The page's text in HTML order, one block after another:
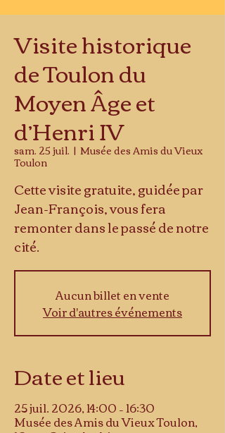
Visite historique
de Toulon du
Moyen Âge et
d’Henri IV
sam. 25 juil.
  |
Musée des Amis du Vieux
Toulon
Cette visite gratuite, guidée par
Jean-François, vous fera
remonter dans le passé de notre
cité.
Aucun billet en vente
Voir d'autres événements
Date et lieu
25 juil. 2026, 14:00 – 16:30
Musée des Amis du Vieux Toulon,